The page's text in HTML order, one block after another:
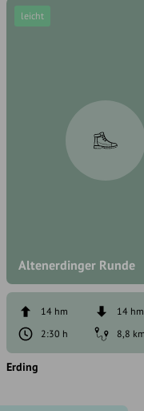
Altenerdinger Runde
leicht
14 hm
14 hm
2:30 h
8,8
Erding